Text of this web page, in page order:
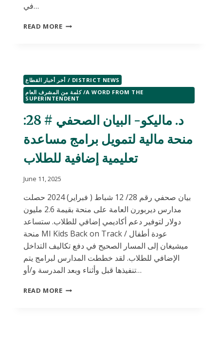
في…
READ MOREد.
25:
يسعى
الطلاب
لتمويل
الولاية
فيلم
حول
أخر أخبار القطاع / DISTRICT NEWS
كلمة من المشرف العام /A WORD FROM THE
SUPERINTENDENT
د. ماليكو- البيان الصحفي # 28:
منحة مالية لتمويل برامج مساعدة
تعليمية إضافية للطلاب
June 11, 2025
بيان صحفي رقم 28/ 12 شباط ( فبراير) 2024 حصلت
مدارس ديربورن العامة على منحة بقيمة 2.6 مليون
دولار لتوفير دعم أكاديمي إضافي للطلاب. ستساعد
منحة MI Kids Back on Track / عودة أطفال
ميشيغان إلى المسار الصحيح في دفع تكاليف التداخل
الإضافي للطلاب. لقد خططت المدارس لبرامج يتم
تنفيذها قبل وأثناء وبعد المدرسة و/أو…
READ MOREد.